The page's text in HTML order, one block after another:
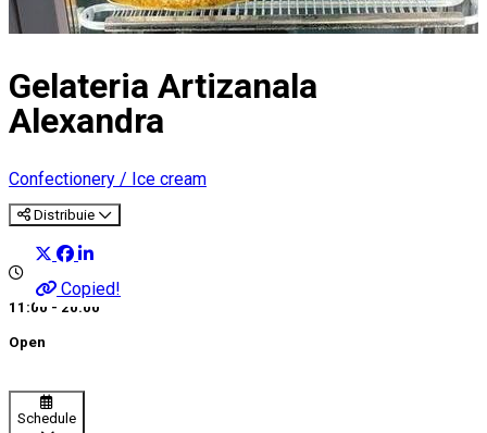
Gelateria Artizanala
Alexandra
Confectionery / Ice cream
Distribuie
Copied!
11:00 - 20:00
Open
Schedule